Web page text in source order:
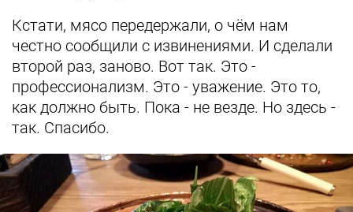
Кстати, мясо передержали, о чём нам
честно сообщили с извинениями. И сделали
второй раз, заново. Вот так. Это -
профессионализм. Это - уважение. Это то,
как должно быть. Пока - не везде. Но здесь -
так. Спасибо.